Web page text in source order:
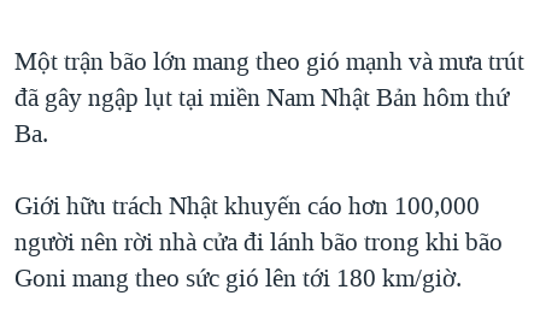
VĂN HOÁ
THỂ THAO
GROUND ZERO – XƯA VÀ NAY
THƯỢNG ĐỈNH TRUMP-KIM TẠI VIỆT NAM
TRỊNH VĨNH BÌNH VS. CHÍNH PHỦ VIỆT NAM
NGƯ DÂN VIỆT VÀ LÀN SÓNG TRỘM HẢI SÂM
Ngôn ngữ khác
Một trận bão lớn mang theo gió mạnh và mưa trút
đã gây ngập lụt tại miền Nam Nhật Bản hôm thứ
Ba.
Giới hữu trách Nhật khuyến cáo hơn 100,000
người nên rời nhà cửa đi lánh bão trong khi bão
Goni mang theo sức gió lên tới 180 km/giờ.